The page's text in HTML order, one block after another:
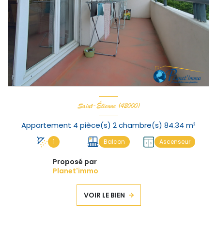
Saint-Étienne (42000)
Appartement 4 pièce(s) 2 chambre(s) 84.34 m²
1 Balcon Ascenseur
Proposé par
Planet'immo
VOIR LE BIEN